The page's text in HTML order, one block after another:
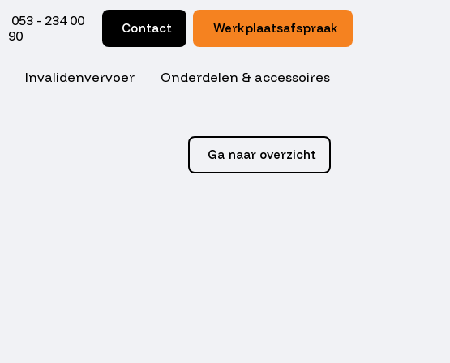
053 - 234 00
90
Contact Werkplaatsafspraak
Invalidenvervoer Onderdelen & accessoires
Ga naar overzicht